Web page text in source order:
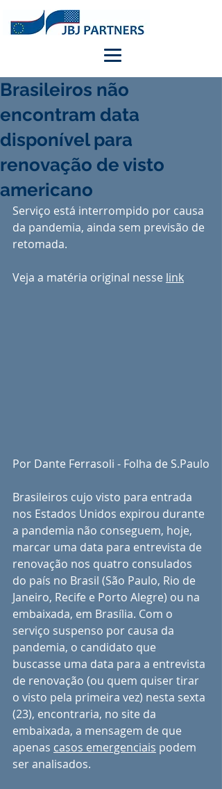
Brasileiros não
encontram data
disponível para
renovação de visto
americano
Serviço está interrompido por causa
da pandemia, ainda sem previsão de
retomada.
Veja a matéria original nesse link
Por Dante Ferrasoli - Folha de S.Paulo
Brasileiros cujo visto para entrada
nos Estados Unidos expirou durante
a pandemia não conseguem, hoje,
marcar uma data para entrevista de
renovação nos quatro consulados
do país no Brasil (São Paulo, Rio de
Janeiro, Recife e Porto Alegre) ou na
embaixada, em Brasília. Com o
serviço suspenso por causa da
pandemia, o candidato que
buscasse uma data para a entrevista
de renovação (ou quem quiser tirar
o visto pela primeira vez) nesta sexta
(23), encontraria, no site da
embaixada, a mensagem de que
apenas casos emergenciais podem
ser analisados.